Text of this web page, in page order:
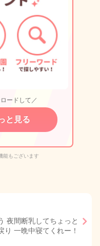
ードして／
と見る
能もございます
夜間断乳してちょっと
一晩中寝てくれー！